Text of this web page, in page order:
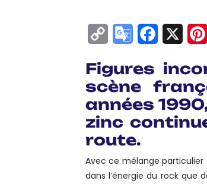
Copy Google
X
Figures
scène
années
zinc
route.
Avec ce mélange
dans l’énergie du rock que